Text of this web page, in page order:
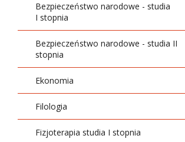
01_Ogólnouczelniane
02_Podstawowe
03_Kierunkowe
05_Swobodny wybór
06_Dyplomowanie
07_Szkolenia i praktyki
Bezpieczeństwo narodowe - studia
I stopnia
Bezpieczeństwo narodowe - studia II
stopnia
Ekonomia
Ogólnouczelniane
Podstawowe
Filologia
Grupa treści ogólnouczelnianych
Fizjoterapia studia I stopnia